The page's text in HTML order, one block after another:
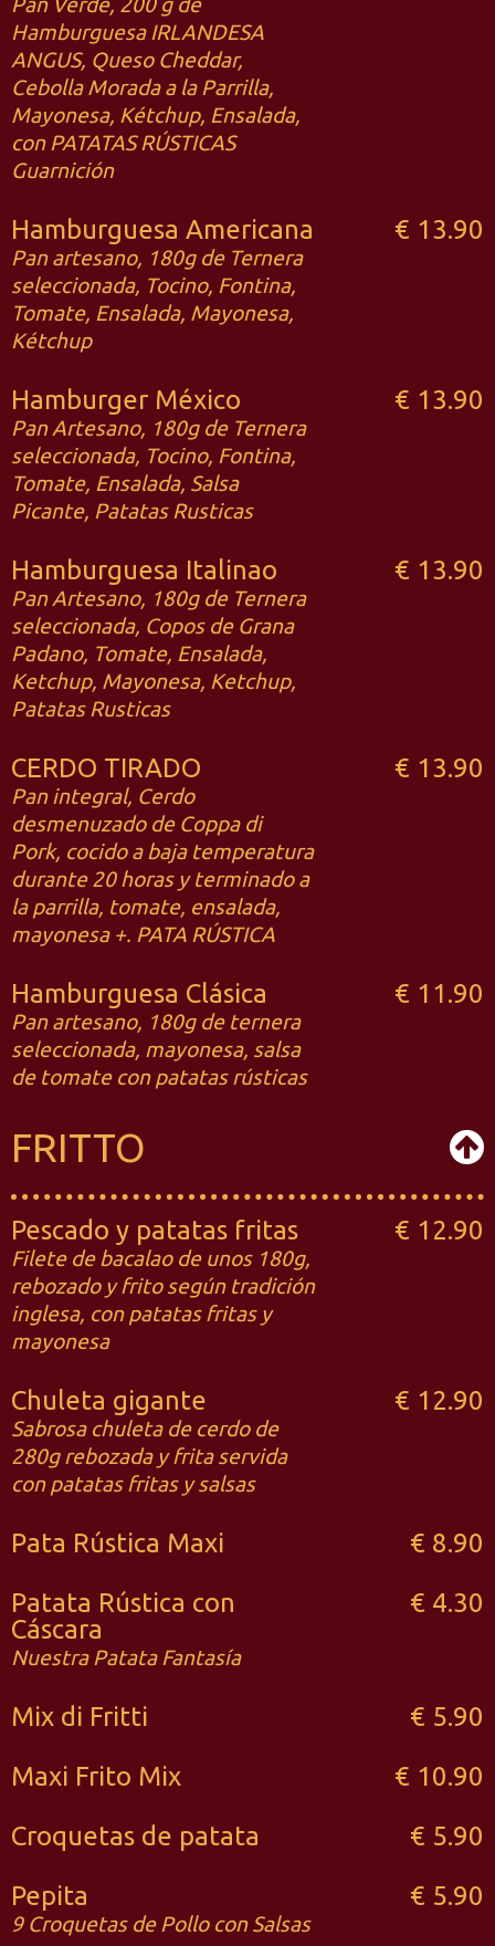
Hamburguesa IRLANDESA
ANGUS, Queso Cheddar,
Cebolla Morada a la Parrilla,
Mayonesa, Kétchup, Ensalada,
con PATATAS RÚSTICAS
Guarnición
Hamburguesa Americana
Pan artesano, 180g de Ternera
seleccionada, Tocino, Fontina,
Tomate, Ensalada, Mayonesa,
Kétchup
€ 13.90
Hamburger México
Pan Artesano, 180g de Ternera
seleccionada, Tocino, Fontina,
Tomate, Ensalada, Salsa
Picante, Patatas Rusticas
€ 13.90
Hamburguesa Italinao
Pan Artesano, 180g de Ternera
seleccionada, Copos de Grana
Padano, Tomate, Ensalada,
Ketchup, Mayonesa, Ketchup,
Patatas Rusticas
€ 13.90
CERDO TIRADO
Pan integral, Cerdo
desmenuzado de Coppa di
Pork, cocido a baja temperatura
durante 20 horas y terminado a
la parrilla, tomate, ensalada,
mayonesa +. PATA RÚSTICA
€ 13.90
Hamburguesa Clásica
Pan artesano, 180g de ternera
seleccionada, mayonesa, salsa
de tomate con patatas rústicas
€ 11.90
FRITTO
Pescado y patatas fritas
Filete de bacalao de unos 180g,
rebozado y frito según tradición
inglesa, con patatas fritas y
mayonesa
€ 12.90
Chuleta gigante
Sabrosa chuleta de cerdo de
280g rebozada y frita servida
con patatas fritas y salsas
€ 12.90
Pata Rústica Maxi
€ 8.90
Patata Rústica con
Cáscara
Nuestra Patata Fantasía
€ 4.30
Mix di Fritti
€ 5.90
Maxi Frito Mix
€ 10.90
Croquetas de patata
€ 5.90
Pepita
9 Croquetas de Pollo con Salsas
€ 5.90